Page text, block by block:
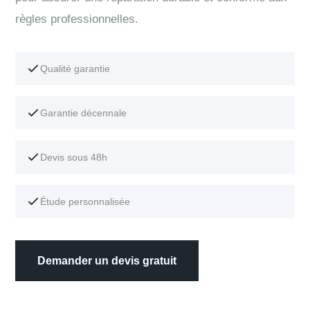
règles professionnelles.
Qualité garantie
Garantie décennale
Devis sous 48h
Étude personnalisée
Demander un devis gratuit